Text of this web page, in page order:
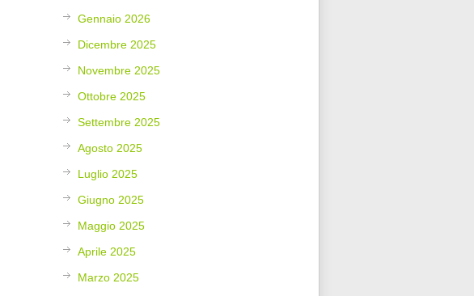
Gennaio 2026
Dicembre 2025
Novembre 2025
Ottobre 2025
Settembre 2025
Agosto 2025
Luglio 2025
Giugno 2025
Maggio 2025
Aprile 2025
Marzo 2025